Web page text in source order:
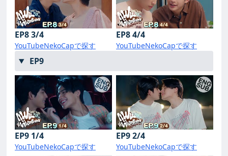
EP8 3/4
YouTubeNekoCapで探す
EP8 4/4
YouTubeNekoCapで探す
EP9
EP9 1/4
YouTubeNekoCapで探す
EP9 2/4
YouTubeNekoCapで探す